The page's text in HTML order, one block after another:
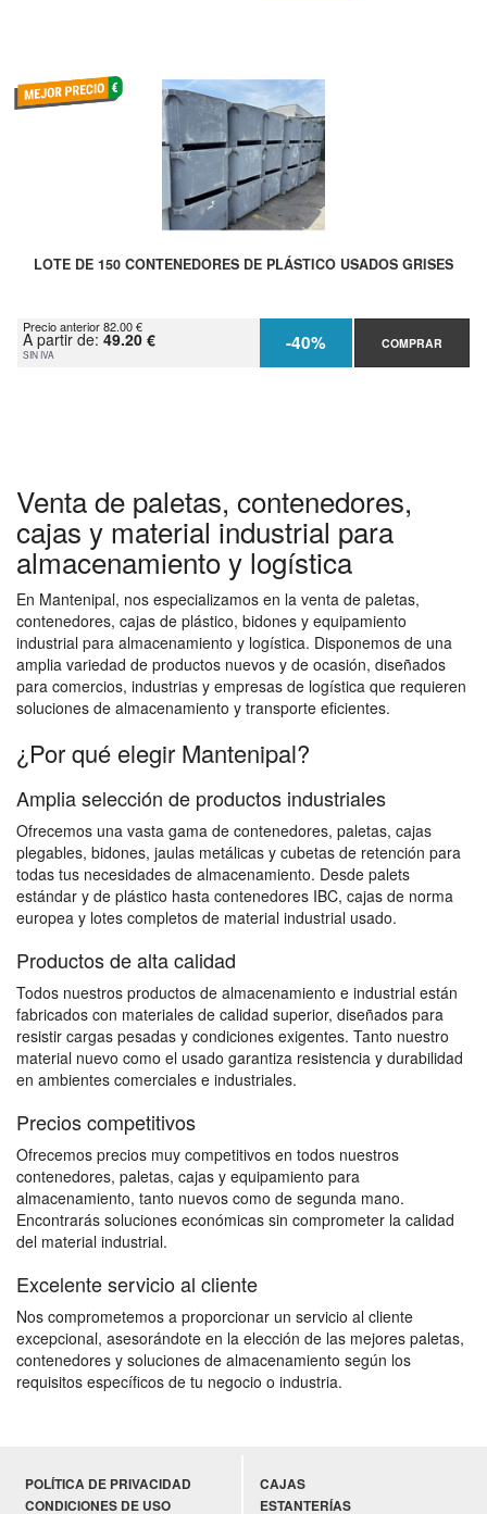
LOTE DE 150 CONTENEDORES DE PLÁSTICO USADOS GRISES
Precio anterior 82.00 €
A partir de: 49.20 €
SIN IVA -40% COMPRAR
Venta de paletas, contenedores,
cajas y material industrial para
almacenamiento y logística
En Mantenipal, nos especializamos en la venta de paletas,
contenedores, cajas de plástico, bidones y equipamiento
industrial para almacenamiento y logística. Disponemos de una
amplia variedad de productos nuevos y de ocasión, diseñados
para comercios, industrias y empresas de logística que requieren
soluciones de almacenamiento y transporte eficientes.
¿Por qué elegir Mantenipal?
Amplia selección de productos industriales
Ofrecemos una vasta gama de contenedores, paletas, cajas
plegables, bidones, jaulas metálicas y cubetas de retención para
todas tus necesidades de almacenamiento. Desde palets
estándar y de plástico hasta contenedores IBC, cajas de norma
europea y lotes completos de material industrial usado.
Productos de alta calidad
Todos nuestros productos de almacenamiento e industrial están
fabricados con materiales de calidad superior, diseñados para
resistir cargas pesadas y condiciones exigentes. Tanto nuestro
material nuevo como el usado garantiza resistencia y durabilidad
en ambientes comerciales e industriales.
Precios competitivos
Ofrecemos precios muy competitivos en todos nuestros
contenedores, paletas, cajas y equipamiento para
almacenamiento, tanto nuevos como de segunda mano.
Encontrarás soluciones económicas sin comprometer la calidad
del material industrial.
Excelente servicio al cliente
Nos comprometemos a proporcionar un servicio al cliente
excepcional, asesorándote en la elección de las mejores paletas,
contenedores y soluciones de almacenamiento según los
requisitos específicos de tu negocio o industria.
POLÍTICA DE PRIVACIDAD
CONDICIONES DE USO
CAJAS
ESTANTERÍAS